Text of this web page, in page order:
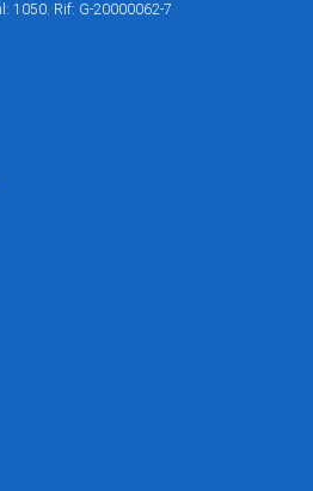
1050. Rif: G-20000062-7